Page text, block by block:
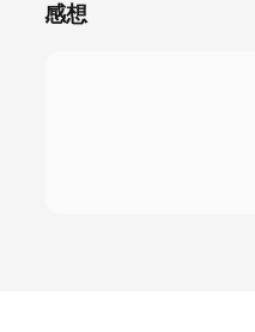
感想